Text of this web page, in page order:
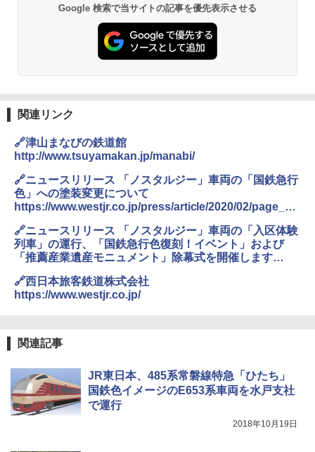
PYKES PEAK (パイクスピーク) 着替えテン
ト プライバシー テント 【中が透けない】 1
人用 折りたたみ 防災グッズ 災害用トイレ ビ
ーチ ピクニック ポップアップテント 携帯 簡
ENDLESS BASE 《めざましテレビで紹介》
テント ワンタッチ RENEW 幅200 2-3人用 43
500002(89232)
￥5,499
[キャンパーズコレクション 山善] 傘みたいに
広げるだけ パッとサッとテント ブラックコ
ーティング フルクローズ メッシュ 3-4人用
簡単設置 ポップアップテント エクルベージ
ュ(BC仕様) PATC-150B(EB)
￥8,991
ソロキャンプ ソロテント
￥20,718
USB充電式 高精度 超長距離照射 長時間使用
可能 安全ロック付き 高安全性 金属製耐久 コ
ンパクト多機能設計 持ち運び便利 アウトド
ア/オフィス/教育現場/展示会用 緑
防水 UVカット 4段階高さ調整 軽量 収納袋付
き
￥6,459
熊撃退スプレー 熊よけスプレー 熊スプレー
【日本企業販売】超強力クマ対策スプレー 30
0ml（連続噴射30秒）110ml（連続噴射15
秒）射程5～10m 安全ロック搭載 携帯収納袋
付き ヒグマ・イノシシ対策 自治体・教育機
関の購入実績 登山・キャンプ・アウトドア・
防災用品 長期保存可能 緊急時用 日本国内発
送
ラーランタン IP65防水 キャンプ用品 防災グ
ッズ 6種類のライトモード 防災 吊り下げ 折
り畳み式 キャンプソーラーライト防災 停電
節電対策 超高輝度 日本語取扱説明書付き
Google 検索で当サイトの記事を優先表示させる
関連リンク
🔗津山まなびの鉄道館
http://www.tsuyamakan.jp/manabi/
🔗ニュースリリース 「ノスタルジー」車両の「国鉄急行
色」への塗装変更について
https://www.westjr.co.jp/press/article/2020/02/page_15
🔗ニュースリリース 「ノスタルジー」車両の「入区体験
列車」の運行、「国鉄急行色復刻！イベント」および
「推薦産業遺産モニュメント」除幕式を開催します
625.html
🔗西日本旅客鉄道株式会社
https://www.westjr.co.jp/
関連記事
JR東日本、485系常磐線特急「ひたち」
国鉄色イメージのE653系車両を水戸支社
で運行
2018年10月19日